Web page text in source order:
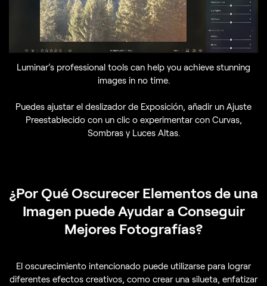
Luminar’s professional tools can help you achieve stunning
images in no time.
Puedes ajustar el deslizador de Exposición, añadir un Ajuste
Preestablecido con un clic o experimentar con Curvas,
Sombras y Luces Altas.
¿Por Qué Oscurecer Elementos de una
Imagen puede Ayudar a Conseguir
Mejores Fotografías?
El oscurecimiento intencionado puede utilizarse para lograr
diferentes efectos creativos, como crear una silueta, enfatizar